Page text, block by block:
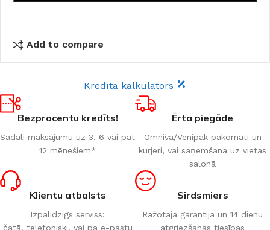
Add to compare
Kredīta kalkulators
Bezprocentu kredīts!
Sadali maksājumu uz 3, 6 vai pat
12 mēnešiem*
Ērta piegāde
Omniva/Venipak pakomāti un
kurjeri, vai saņemšana uz vietas
salonā
Klientu atbalsts
Izpalīdzīgs serviss:
čatā, telefoniski, vai pa e-pastu
Sirdsmiers
Ražotāja garantija un 14 dienu
atgriezšanas tiesības